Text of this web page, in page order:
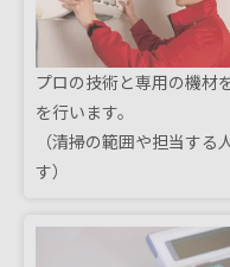
プロの技術と専用の機材
を行います。
（清掃の範囲や担当す
す）